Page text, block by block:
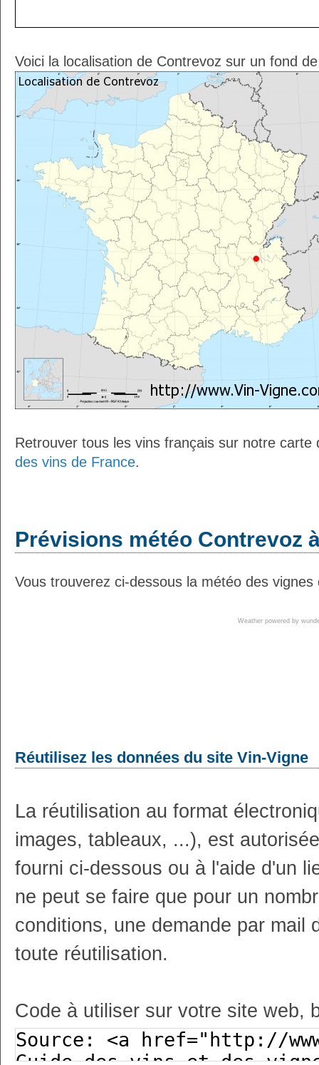
Voici la localisation de Contrevoz sur un fond
Retrouver tous les vins français sur notre
des vins de France.
Prévisions météo Contrevoz
Vous trouverez ci-dessous la météo des
Weather powered by
Réutilisez les données du site Vin-Vigne
La réutilisation au format
images, tableaux, ...), est
fourni ci-dessous ou à l'aide d'un
ne peut se faire que pour un
conditions, une demande par mail
toute réutilisation.
Code à utiliser sur votre site web,